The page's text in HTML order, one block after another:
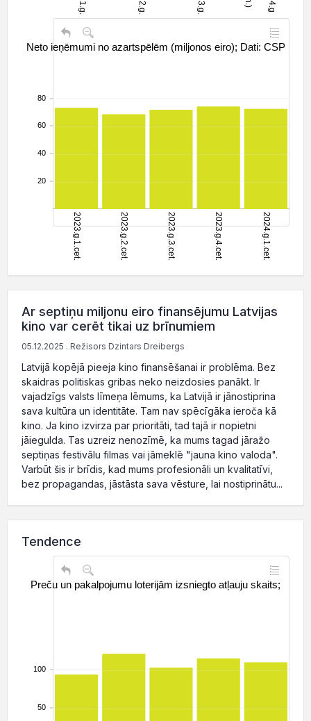
Ar septiņu miljonu eiro finansējumu Latvijas
kino var cerēt tikai uz brīnumiem
05.12.2025 . Režisors Dzintars Dreibergs
Latvijā kopējā pieeja kino finansēšanai ir problēma. Bez
skaidras politiskas gribas neko neizdosies panākt. Ir
vajadzīgs valsts līmeņa lēmums, ka Latvijā ir jānostiprina
sava kultūra un identitāte. Tam nav spēcīgāka ieroča kā
kino. Ja kino izvirza par prioritāti, tad tajā ir nopietni
jāiegulda. Tas uzreiz nenozīmē, ka mums tagad jāražo
septiņas festivālu filmas vai jāmeklē "jauna kino valoda".
Varbūt šis ir brīdis, kad mums profesionāli un kvalitatīvi,
bez propagandas, jāstāsta sava vēsture, lai nostiprinātu...
Tendence